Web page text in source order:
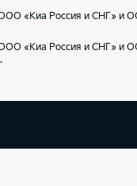
«Киа Россия и СНГ» и
«Киа Россия и СНГ» и
.